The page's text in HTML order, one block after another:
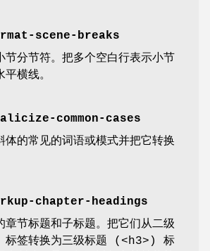
scene-breaks
节分节符。把多个空白行表示小节
横线。
common-cases
体的常见的词语或模式并把它转换
chapter-headings
章节标题和子标题。把它们从二级
签转换为三级标题 (<h3>) 标